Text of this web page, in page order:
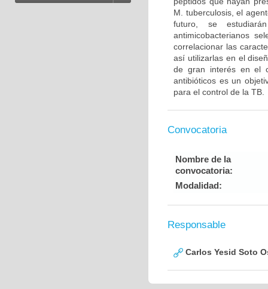
M. tuberculosis, el
futuro, se
antimicobacterianos
correlacionar las
así utilizarlas en el
de gran interés en el
antibióticos es un
para el control de la TB.
Convocatoria
Nombre de la
convocatoria:
Modalidad:
Responsable
Carlos Yesid Soto